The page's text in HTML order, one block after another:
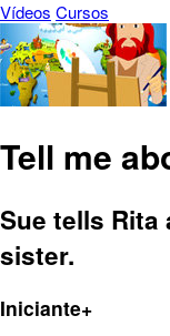
Vídeos Cursos
Tell me
Sue tells
sister.
Iniciante+